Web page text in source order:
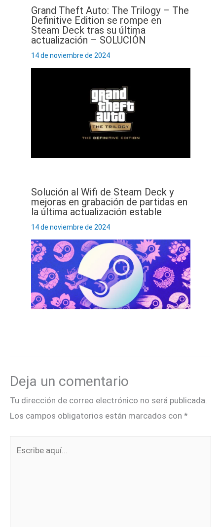
Grand Theft Auto: The Trilogy – The
Definitive Edition se rompe en
Steam Deck tras su última
actualización – SOLUCIÓN
14 de noviembre de 2024
Solución al Wifi de Steam Deck y
mejoras en grabación de partidas en
la última actualización estable
14 de noviembre de 2024
Deja un comentario
Tu dirección de correo electrónico no será publicada.
Los campos obligatorios están marcados con *